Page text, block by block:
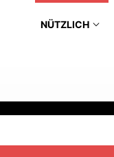
NÜTZLICH